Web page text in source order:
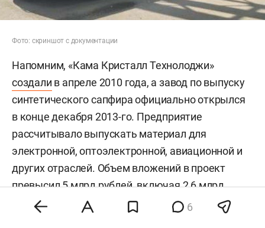
Фото: скриншот с документации
Напомним, «Кама Кристалл Технолоджи»
создали в апреле 2010 года, а завод по выпуску
синтетического сапфира официально открылся
в конце декабря 2013-го. Предприятие
рассчитывало выпускать материал для
электронной, оптоэлектронной, авиационной и
других отраслей. Объем вложений в проект
превысил 5 млрд рублей, включая 2,6 млрд
рублей кредитных средств ВЭБа.
6